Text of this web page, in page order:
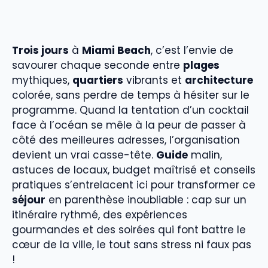
Trois jours à Miami Beach, c’est l’envie de
savourer chaque seconde entre plages
mythiques, quartiers vibrants et architecture
colorée, sans perdre de temps à hésiter sur le
programme. Quand la tentation d’un cocktail
face à l’océan se mêle à la peur de passer à
côté des meilleures adresses, l’organisation
devient un vrai casse-tête. Guide malin,
astuces de locaux, budget maîtrisé et conseils
pratiques s’entrelacent ici pour transformer ce
séjour en parenthèse inoubliable : cap sur un
itinéraire rythmé, des expériences
gourmandes et des soirées qui font battre le
cœur de la ville, le tout sans stress ni faux pas
!